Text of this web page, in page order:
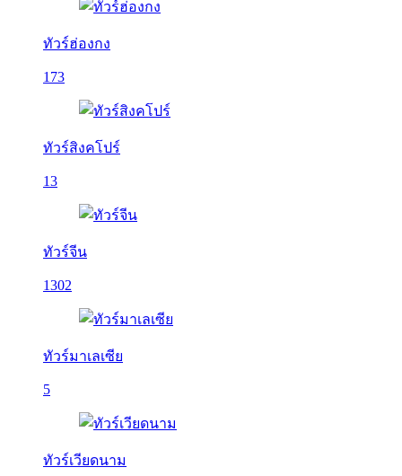
ทัวร์ฮ่องกง
173
ทัวร์สิงคโปร์
13
ทัวร์จีน
1302
ทัวร์มาเลเซีย
5
ทัวร์เวียดนาม